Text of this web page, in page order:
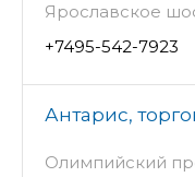
Ярославское
+7495-542-7923
Антарис,
Олимпийский